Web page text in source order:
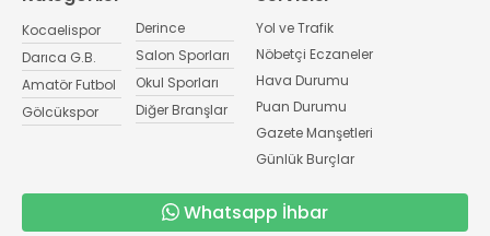
Kocaelispor
Darıca G.B.
Amatör Futbol
Gölcükspor
Derince
Salon Sporları
Okul Sporları
Diğer Branşlar
Yol ve Trafik
Nöbetçi Eczaneler
Hava Durumu
Puan Durumu
Gazete Manşetleri
Günlük Burçlar
Whatsapp İhbar